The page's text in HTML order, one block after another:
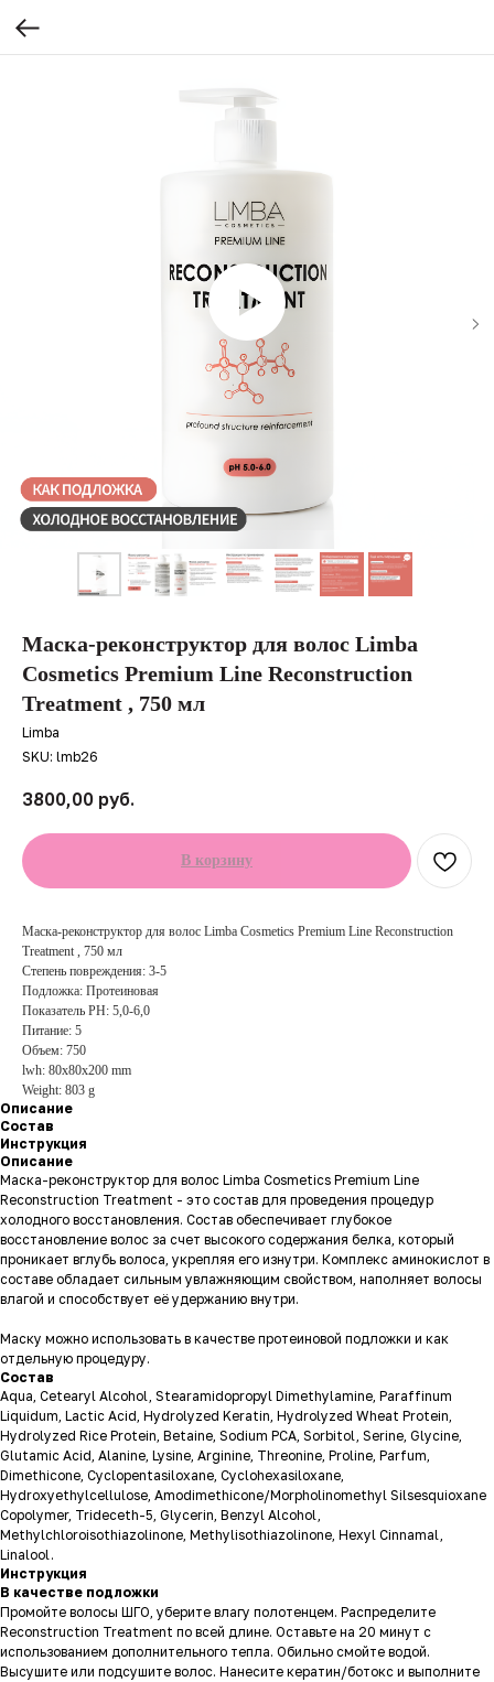
Маска-реконструктор для волос Limba
Cosmetics Premium Line Reconstruction
Treatment , 750 мл
Limba
SKU: lmb26
3800,00 руб.
В корзину
Маска-реконструктор для волос Limba Cosmetics Premium Line Reconstruction
Treatment , 750 мл
Степень повреждения: 3-5
Подложка: Протеиновая
Показатель PH: 5,0-6,0
Питание: 5
Объем: 750
lwh: 80x80x200 mm
Weight: 803 g
Описание
Состав
Инструкция
Описание
Маска-реконструктор для волос Limba Cosmetics Premium Line
Reconstruction Treatment - это состав для проведения процедур
холодного восстановления. Состав обеспечивает глубокое
восстановление волос за счет высокого содержания белка, который
проникает вглубь волоса, укрепляя его изнутри. Комплекс аминокислот в
составе обладает сильным увлажняющим свойством, наполняет волосы
влагой и способствует её удержанию внутри.
Маску можно использовать в качестве протеиновой подложки и как
отдельную процедуру.
Состав
Aqua, Cetearyl Alcohol, Stearamidopropyl Dimethylamine, Paraffinum
Liquidum, Lactic Acid, Hydrolyzed Keratin, Hydrolyzed Wheat Protein,
Hydrolyzed Rice Protein, Betaine, Sodium PCA, Sorbitol, Serine, Glycine,
Glutamic Acid, Alanine, Lysine, Arginine, Threonine, Proline, Parfum,
Dimethicone, Cyclopentasiloxane, Cyclohexasiloxane,
Hydroxyethylcellulose, Amodimethicone/Morpholinomethyl Silsesquioxane
Copolymer, Trideceth-5, Glycerin, Benzyl Alcohol,
Methylchloroisothiazolinone, Methylisothiazolinone, Hexyl Cinnamal,
Linalool.
Инструкция
В качестве подложки
Промойте волосы ШГО, уберите влагу полотенцем. Распределите
Reconstruction Treatment по всей длине. Оставьте на 20 минут с
использованием дополнительного тепла. Обильно смойте водой.
Высушите или подсушите волос. Нанесите кератин/ботокс и выполните